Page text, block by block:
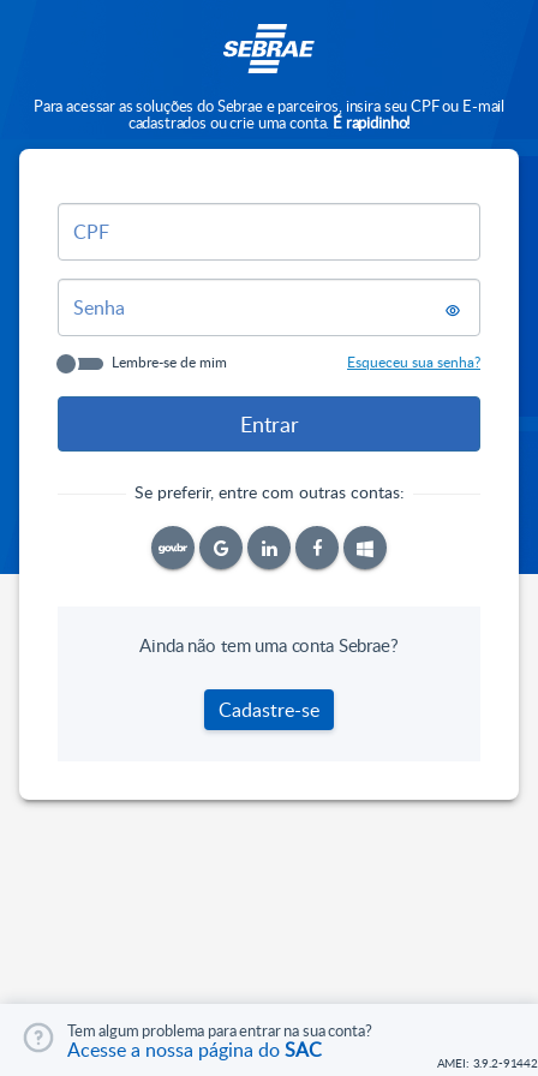
Para acessar as soluções do Sebrae e parceiros, insira seu CPF ou E-mail
cadastrados ou crie uma conta. É rapidinho!
CPF
Senha
Lembre-se de mim Esqueceu sua senha?
Se preferir, entre com outras contas:
Tem algum problema para entrar na sua conta?
Acesse a nossa página doSAC
Ainda não tem uma conta Sebrae?
Cadastre-se
AMEI: 3.9.2-91442